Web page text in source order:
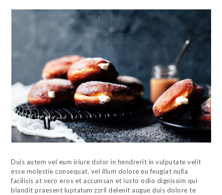
Duis autem vel eum iriure dolor in hendrerit in vulputate velit
esse molestie consequat, vel illum dolore eu feugiat nulla
facilisis at vero eros et accumsan et iusto odio dignissim qui
blandit praesent luptatum zzril delenit augue duis dolore te